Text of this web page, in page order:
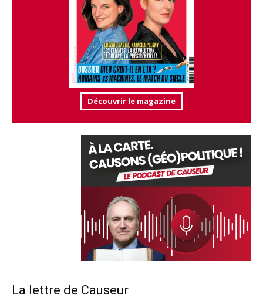
Découvrir le magazine
La lettre de Causeur